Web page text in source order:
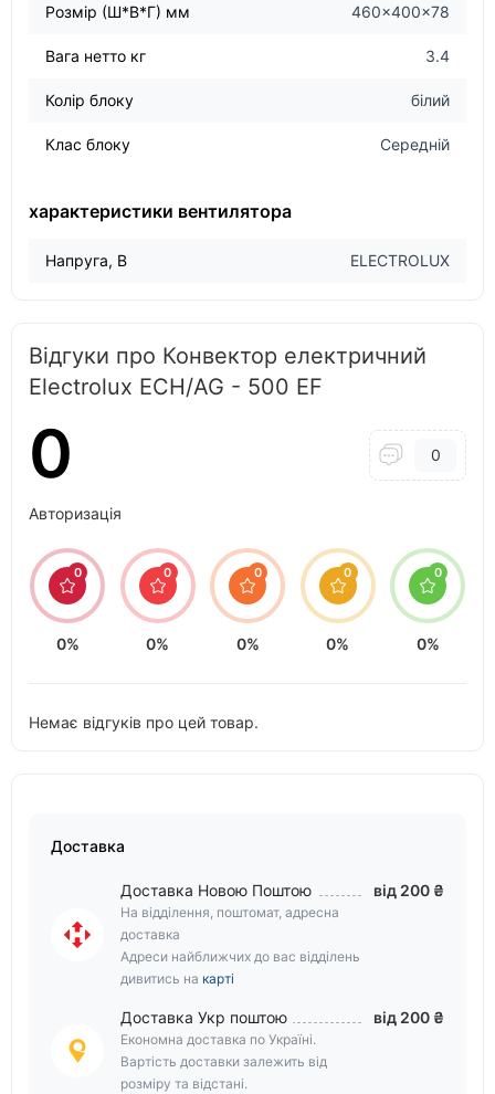
Розмір (Ш*В*Г) мм 460x400x78
Вага нетто кг 3.4
Колір блоку білий
Клас блоку Середній
характеристики вентилятора
Напруга, В ELECTROLUX
Відгуки про Конвектор електричний
Electrolux ECH/AG - 500 EF
0 0
Авторизація
0
0%
0
0%
0
0%
0
0%
0
0%
Немає відгуків про цей товар.
Доставка
Доставка Новою Поштою
На відділення, поштомат, адресна
доставка
Адреси найближчих до вас відділень
дивитись на карті
від 200 ₴
Доставка Укр поштою
Економна доставка по Україні.
Вартість доставки залежить від
розміру та відстані.
від 200 ₴